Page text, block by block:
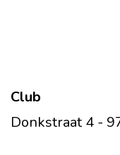
Club
Donkstraat 4 -